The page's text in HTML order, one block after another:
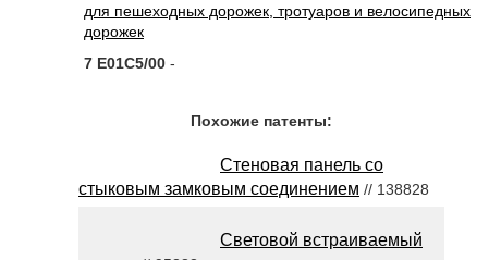
для пешеходных дорожек, тротуаров и велосипедных
дорожек
7 E01C5/00 -
Похожие патенты:
Стеновая панель со
стыковым замковым соединением // 138828
Световой встраиваемый